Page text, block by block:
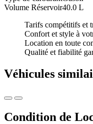
Volume Réservoir40.0 L
Tarifs compétitifs et
Confort et style à
Location en toute
Qualité et fiabilité
Véhicules
Condition de